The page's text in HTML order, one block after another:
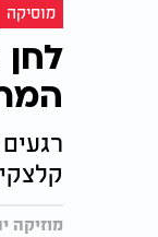
מוסיקה
מוזיקה